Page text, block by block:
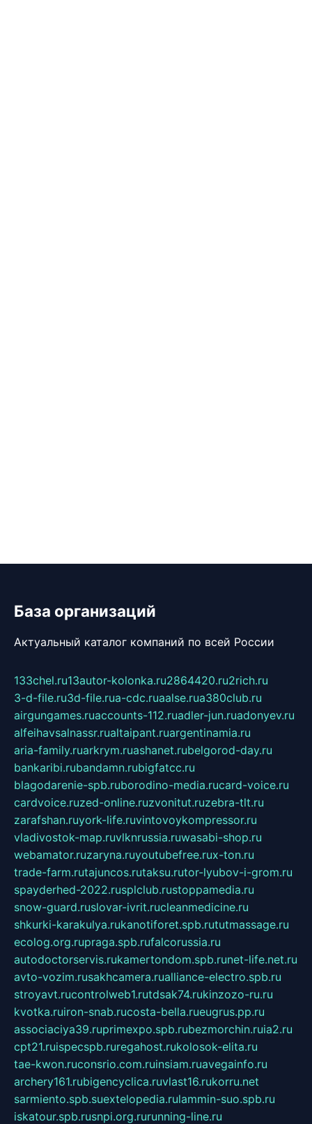
База организаций
Актуальный каталог компаний по всей России
133chel.ru13autor-kolonka.ru2864420.ru2rich.ru
3-d-file.ru3d-file.rua-cdc.ruaalse.rua380club.ru
airgungames.ruaccounts-112.ruadler-jun.ruadonyev.ru
alfeihavsalnassr.rualtaipant.ruargentinamia.ru
aria-family.ruarkrym.ruashanet.rubelgorod-day.ru
bankaribi.rubandamn.rubigfatcc.ru
blagodarenie-spb.ruborodino-media.rucard-voice.ru
cardvoice.ruzed-online.ruzvonitut.ruzebra-tlt.ru
zarafshan.ruyork-life.ruvintovoykompressor.ru
vladivostok-map.ruvlknrussia.ruwasabi-shop.ru
webamator.ruzaryna.ruyoutubefree.rux-ton.ru
trade-farm.rutajuncos.rutaksu.rutor-lyubov-i-grom.ru
spayderhed-2022.rusplclub.rustoppamedia.ru
snow-guard.ruslovar-ivrit.rucleanmedicine.ru
shkurki-karakulya.rukanotiforet.spb.rututmassage.ru
ecolog.org.rupraga.spb.rufalcorussia.ru
autodoctorservis.rukamertondom.spb.runet-life.net.ru
avto-vozim.rusakhcamera.rualliance-electro.spb.ru
stroyavt.rucontrolweb1.rutdsak74.rukinzozo-ru.ru
kvotka.ruiron-snab.rucosta-bella.rueugrus.pp.ru
associaciya39.ruprimexpo.spb.rubezmorchin.ruia2.ru
cpt21.ruispecspb.ruregahost.rukolosok-elita.ru
tae-kwon.ruconsrio.com.ruinsiam.ruavegainfo.ru
archery161.rubigencyclica.ruvlast16.rukorru.net
sarmiento.spb.suextelopedia.rulammin-suo.spb.ru
iskatour.spb.rusnpi.org.rurunning-line.ru